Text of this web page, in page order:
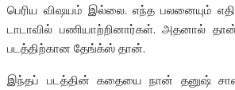
பெரிய விஷயம் இல்லை. எந்த பலனையும்
டாடாவில் பணியாற்றினார்கள். அதனால் தான்
படத்திற்கான தேங்க்ஸ் தான்.
இந்தப் படத்தின் கதையை நான் தனுஷ்